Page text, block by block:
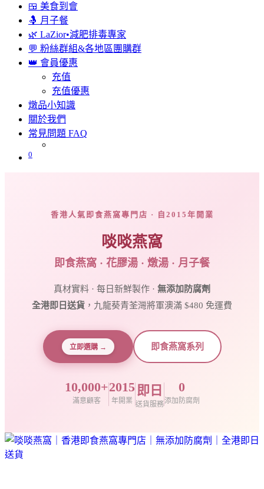
🍱 美食到會
🤱 月子餐
🌿 LaZior•減肥排毒專家
💬 粉絲群組&各地區團購群
👑 會員優惠
充值
充值優惠
燉品小知識
關於我們
常見問題 FAQ
0
香港人氣即食燕窩專門店 · 自2015年開業
啖啖燕窩
即食燕窩 · 花膠湯 · 燉湯 · 月子餐
真材實料 · 每日新鮮製作 · 無添加防腐劑
全港即日送貨 ，九龍葵青荃灣將軍澳滿 $480 免運費
立即選購 → 即食燕窩系列
10,000+
滿意顧客
2015
年開業
即日
送貨服務
0
添加防腐劑